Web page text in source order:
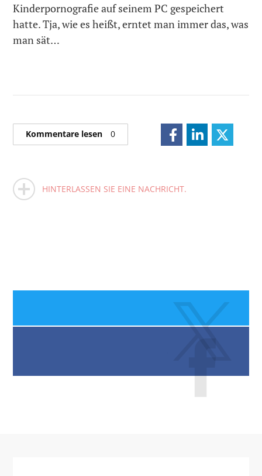
Kinderpornografie auf seinem PC gespeichert
hatte. Tja, wie es heißt, erntet man immer das, was
man sät…
Kommentare lesen 0
HINTERLASSEN SIE EINE NACHRICHT.